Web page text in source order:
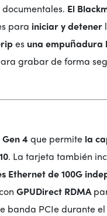
El
para iniciar y detener
es una empuñadura
grabar de forma
4 que permite la
. La tarjeta también
Ethernet de 100G
GPUDirect RDMA
banda PCIe durante